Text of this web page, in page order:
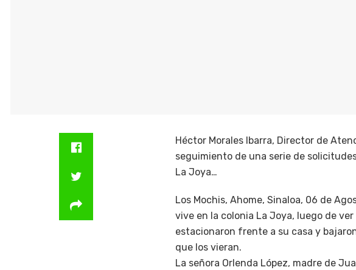
Héctor Morales Ibarra, Director de
seguimiento de una serie de
La Joya…
Los Mochis, Ahome, Sinaloa, 06 de
vive en la colonia La Joya, luego de
estacionaron frente a su casa y
que los vieran.
La señora Orlenda López, madre de